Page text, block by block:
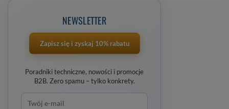
NEWSLETTER
Zapisz się i zyskaj 10% rabatu
Poradniki techniczne, nowości i promocje
B2B. Zero spamu – tylko konkrety.